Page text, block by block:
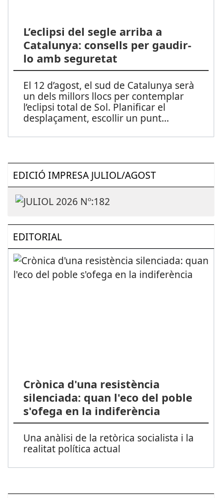
L’eclipsi del segle arriba a
Catalunya: consells per gaudir-
lo amb seguretat
El 12 d’agost, el sud de Catalunya serà
un dels millors llocs per contemplar
l’eclipsi total de Sol. Planificar el
desplaçament, escollir un punt...
EDICIÓ IMPRESA JULIOL/AGOST
EDITORIAL
Crònica d'una resistència
silenciada: quan l'eco del poble
s'ofega en la indiferència
Una anàlisi de la retòrica socialista i la
realitat política actual